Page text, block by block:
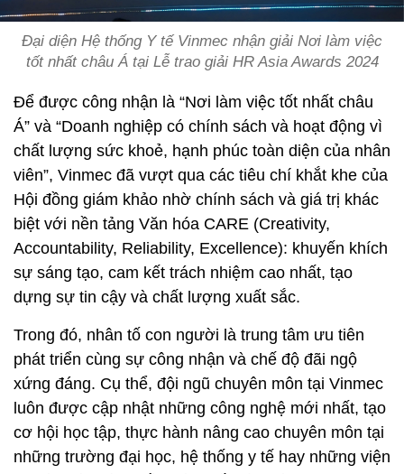
Đại diện Hệ thống Y tế Vinmec nhận giải Nơi làm việc
tốt nhất châu Á tại Lễ trao giải HR Asia Awards 2024
Để được công nhận là “Nơi làm việc tốt nhất châu
Á” và “Doanh nghiệp có chính sách và hoạt động vì
chất lượng sức khoẻ, hạnh phúc toàn diện của nhân
viên”, Vinmec đã vượt qua các tiêu chí khắt khe của
Hội đồng giám khảo nhờ chính sách và giá trị khác
biệt với nền tảng Văn hóa CARE (Creativity,
Accountability, Reliability, Excellence): khuyến khích
sự sáng tạo, cam kết trách nhiệm cao nhất, tạo
dựng sự tin cậy và chất lượng xuất sắc.
Trong đó, nhân tố con người là trung tâm ưu tiên
phát triển cùng sự công nhận và chế độ đãi ngộ
xứng đáng. Cụ thể, đội ngũ chuyên môn tại Vinmec
luôn được cập nhật những công nghệ mới nhất, tạo
cơ hội học tập, thực hành nâng cao chuyên môn tại
những trường đại học, hệ thống y tế hay những viện